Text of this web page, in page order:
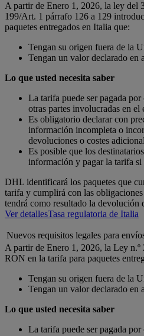
A partir de Enero 1, 2026, la ley del
199/Art. 1 párrafo 126 a 129
paquetes entregados en Italia que:
Tengan su origen fuera de la
Tengan un valor declarado
Lo que usted necesita saber
La tarifa puede ser pagada
otras partes involucradas en el
Es obligatorio declarar con
información incompleta o
devoluciones o costes
Es posible que los
información y pagar la tarifa
DHL identificará los paquetes que
tarifa y cumplirá con las
tendrá como resultado la devolución
Ver detallesTasa regulatoria de Italia
Nuevos requisitos legales para
A partir de Enero 1, 2026, la Ley
RON en la tarifa para paquetes
Tengan su origen fuera de la
Tengan un valor declarado
Lo que usted necesita saber
La tarifa puede ser pagada